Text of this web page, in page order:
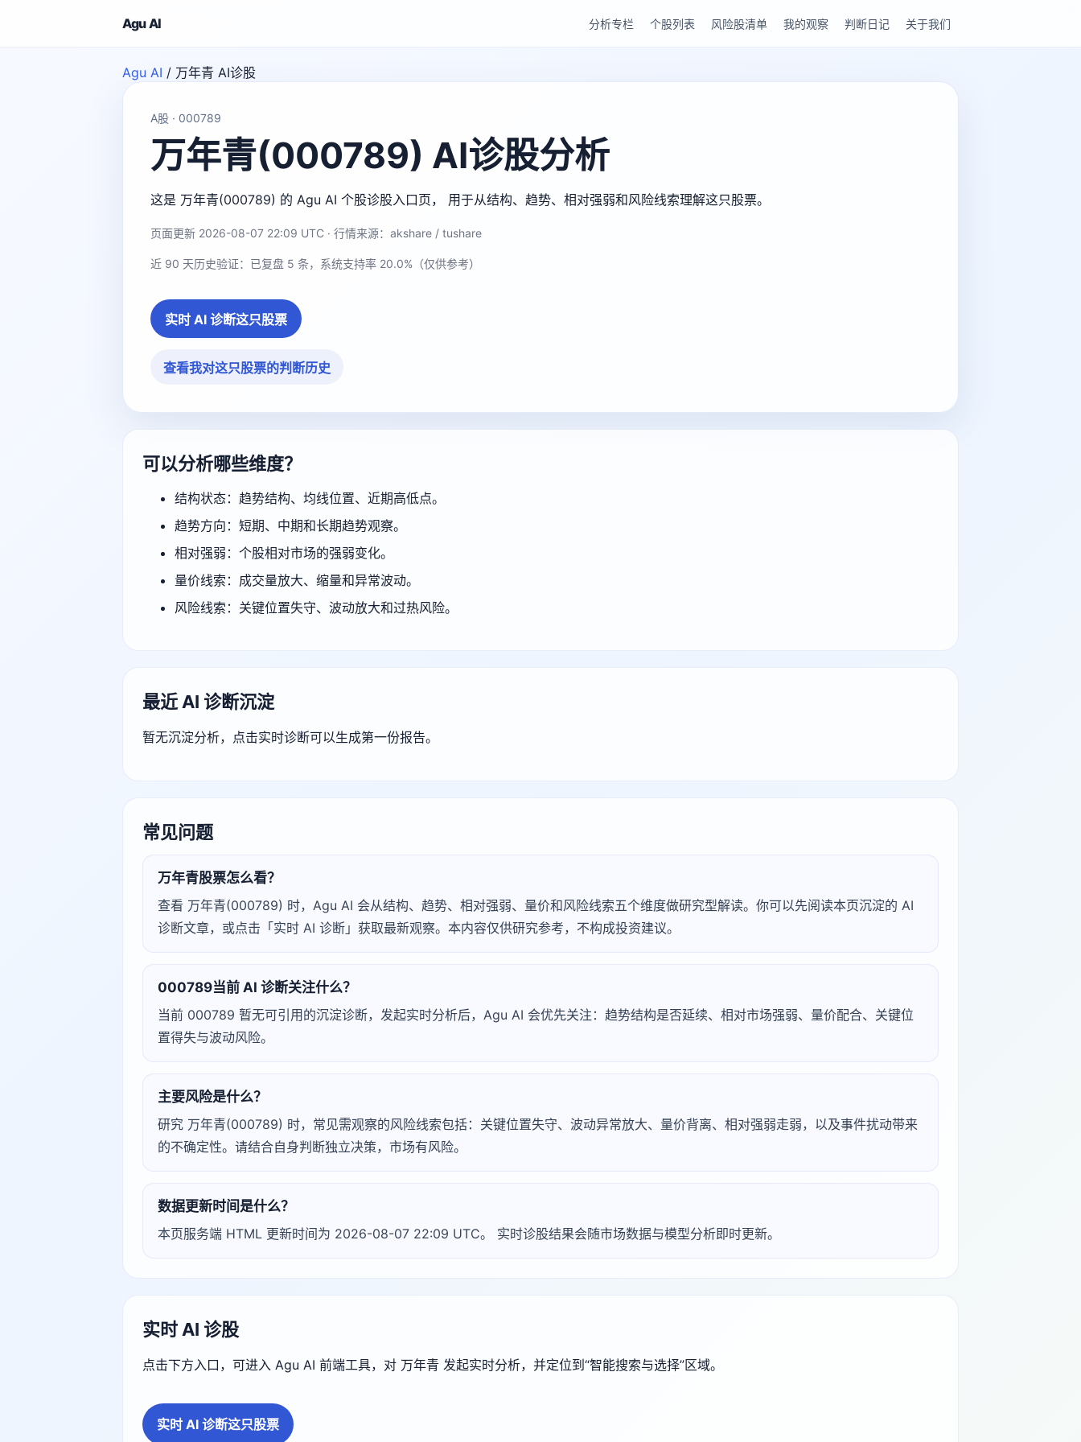
Agu AI 分析专栏 个股列表 风险股清单 我的观察 判断日记 关于我们
Agu AI / 万年青 AI诊股
A股 · 000789
万年青(000789) AI诊股分析
这是 万年青(000789) 的 Agu AI 个股诊股入口页， 用于从结构、趋势、相对强弱和风险线索理解这只股票。
页面更新 2026-08-07 22:09 UTC · 行情来源：akshare / tushare
近 90 天历史验证：已复盘 5 条，系统支持率 20.0%（仅供参考）
实时 AI 诊断这只股票
查看我对这只股票的判断历史
可以分析哪些维度？
结构状态：趋势结构、均线位置、近期高低点。
趋势方向：短期、中期和长期趋势观察。
相对强弱：个股相对市场的强弱变化。
量价线索：成交量放大、缩量和异常波动。
风险线索：关键位置失守、波动放大和过热风险。
最近 AI 诊断沉淀
暂无沉淀分析，点击实时诊断可以生成第一份报告。
常见问题
万年青股票怎么看？
查看 万年青(000789) 时，Agu AI 会从结构、趋势、相对强弱、量价和风险线索五个维度做研究型解读。你可以先阅读本页沉淀的 AI
诊断文章，或点击「实时 AI 诊断」获取最新观察。本内容仅供研究参考，不构成投资建议。
000789当前 AI 诊断关注什么？
当前 000789 暂无可引用的沉淀诊断，发起实时分析后，Agu AI 会优先关注：趋势结构是否延续、相对市场强弱、量价配合、关键位
置得失与波动风险。
主要风险是什么？
研究 万年青(000789) 时，常见需观察的风险线索包括：关键位置失守、波动异常放大、量价背离、相对强弱走弱，以及事件扰动带来
的不确定性。请结合自身判断独立决策，市场有风险。
数据更新时间是什么？
本页服务端 HTML 更新时间为 2026-08-07 22:09 UTC。 实时诊股结果会随市场数据与模型分析即时更新。
实时 AI 诊股
点击下方入口，可进入 Agu AI 前端工具，对 万年青 发起实时分析，并定位到“智能搜索与选择”区域。
实时 AI 诊断这只股票